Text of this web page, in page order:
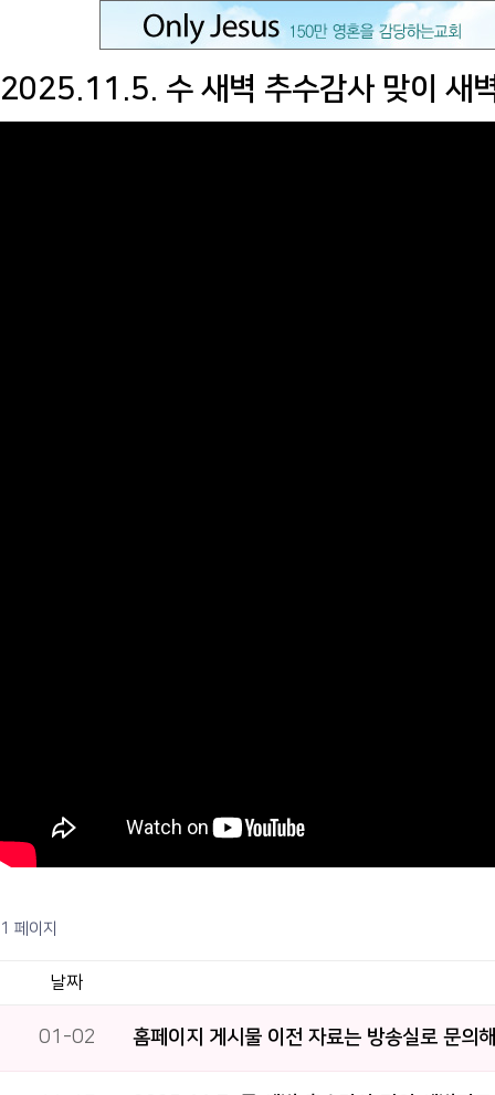
2025.11.5. 수 새벽 추수감사 맞이 새
1 페이지
날짜
01-02 홈페이지 게시물 이전 자료는 방송실로 문의